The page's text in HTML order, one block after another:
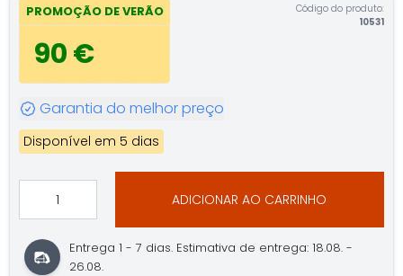
PROMOÇÃO DE VERÃO
90 €
Código do produto:
10531
Garantia do melhor preço
Disponível em 5 dias
ADICIONAR AO CARRINHO
Entrega 1 - 7 dias. Estimativa de entrega: 18.08. -
26.08.